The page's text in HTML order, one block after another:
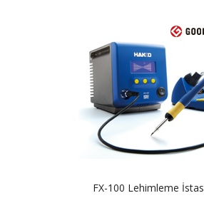
FX-100 Lehimleme